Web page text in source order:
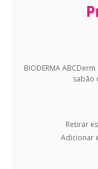
BIODERMA
sabão
Retirar
Adicionar